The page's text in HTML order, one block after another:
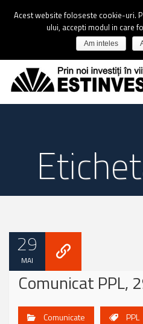
29
MAI
Comunicat PPL,
Comunicate PPL
Acest website foloseste cookie-uri.
ului, accepti modul in care
Am inteles